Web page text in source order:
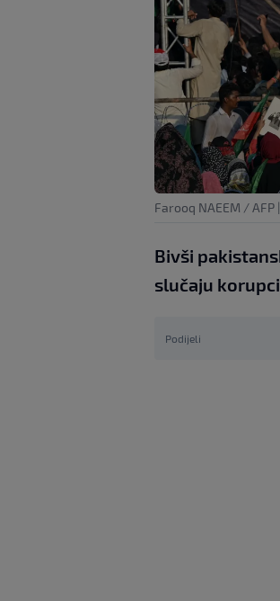
Farooq NAEEM / AFP |
Bivši
slučaju
Podijeli